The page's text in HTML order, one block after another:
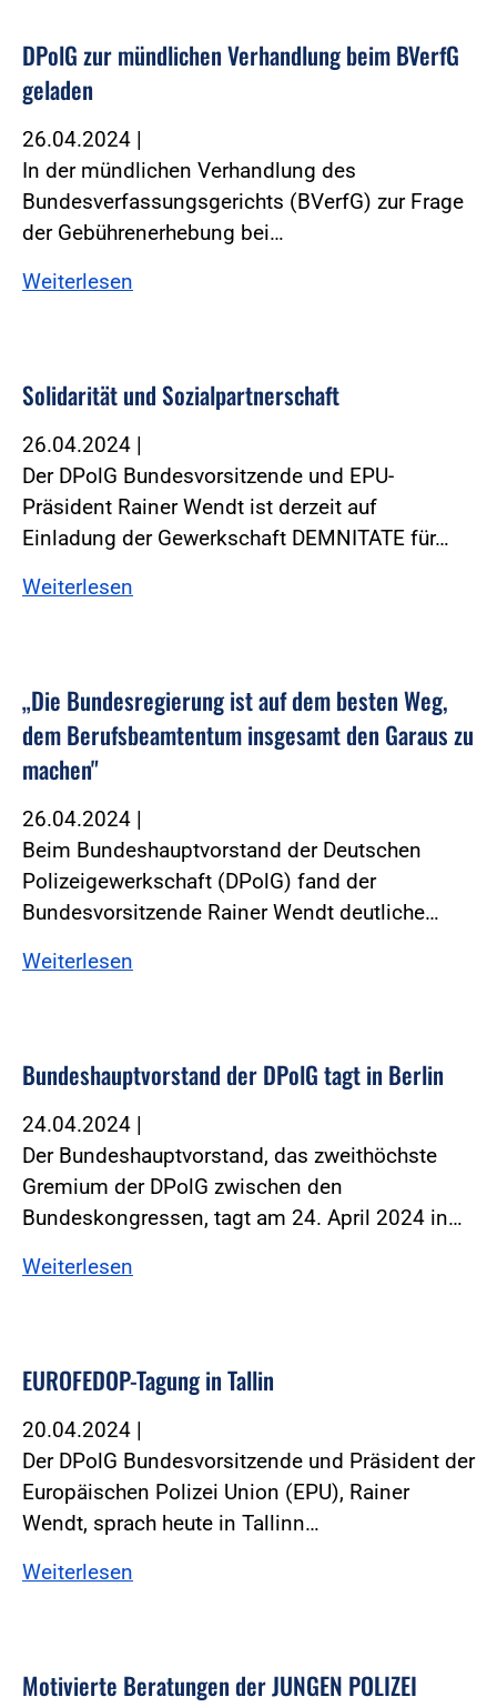
DPolG zur mündlichen Verhandlung beim BVerfG
geladen
26.04.2024 |
In der mündlichen Verhandlung des
Bundesverfassungsgerichts (BVerfG) zur Frage
der Gebührenerhebung bei…
Weiterlesen
Solidarität und Sozialpartnerschaft
26.04.2024 |
Der DPolG Bundesvorsitzende und EPU-
Präsident Rainer Wendt ist derzeit auf
Einladung der Gewerkschaft DEMNITATE für…
Weiterlesen
„Die Bundesregierung ist auf dem besten Weg,
dem Berufsbeamtentum insgesamt den Garaus zu
machen"
26.04.2024 |
Beim Bundeshauptvorstand der Deutschen
Polizeigewerkschaft (DPolG) fand der
Bundesvorsitzende Rainer Wendt deutliche…
Weiterlesen
Bundeshauptvorstand der DPolG tagt in Berlin
24.04.2024 |
Der Bundeshauptvorstand, das zweithöchste
Gremium der DPolG zwischen den
Bundeskongressen, tagt am 24. April 2024 in…
Weiterlesen
EUROFEDOP-Tagung in Tallin
20.04.2024 |
Der DPolG Bundesvorsitzende und Präsident der
Europäischen Polizei Union (EPU), Rainer
Wendt, sprach heute in Tallinn…
Weiterlesen
Motivierte Beratungen der JUNGEN POLIZEI